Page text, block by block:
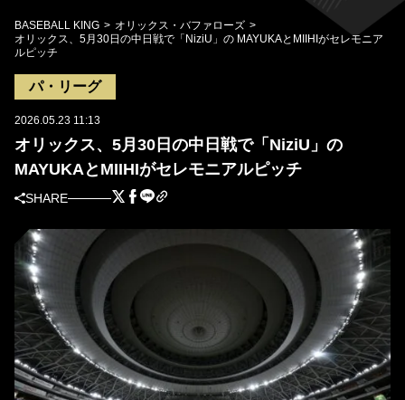
Mute
BASEBALL KING
オリックス・バファローズ
オリックス、5月30日の中日戦で「NiziU」の MAYUKAとMIIHIがセレモニア
ルピッチ
パ・リーグ
2026.05.23 11:13
オリックス、5月30日の中日戦で「NiziU」の
MAYUKAとMIIHIがセレモニアルピッチ
SHARE